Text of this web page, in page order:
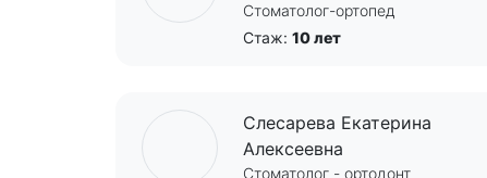
Стоматолог-ортопед
Стаж: 10 лет
Слесарева Екатерина
Алексеевна
Стоматолог - ортодонт